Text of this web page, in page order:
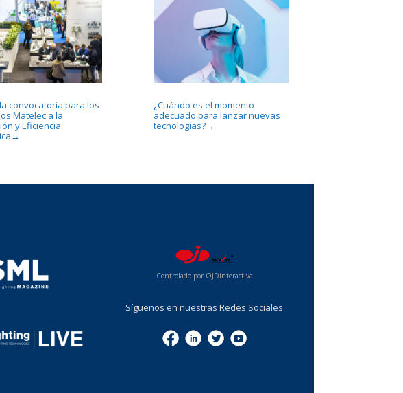
convocatoria para los
Matelec a la
y Eficiencia
→
¿Cuándo es el momento
adecuado para lanzar nuevas
tecnologías?→
Controlado por OJDinteractiva
Síguenos en nuestras Redes Sociales